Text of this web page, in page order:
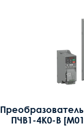
ПЧВ1-4К0-В